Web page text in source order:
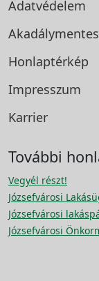
Adatvédelem
Honlaptérkép
Impresszum
Karrier
További
Vegyél részt!
Józsefvárosi
Józsefvárosi
Józsefvárosi